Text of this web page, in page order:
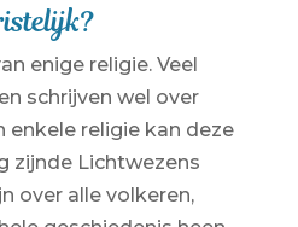
enige religie. Veel
schrijven wel over
enkele religie kan deze
zijnde Lichtwezens
over alle volkeren,